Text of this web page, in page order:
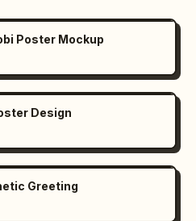
Poster Mockup
Design
Greeting